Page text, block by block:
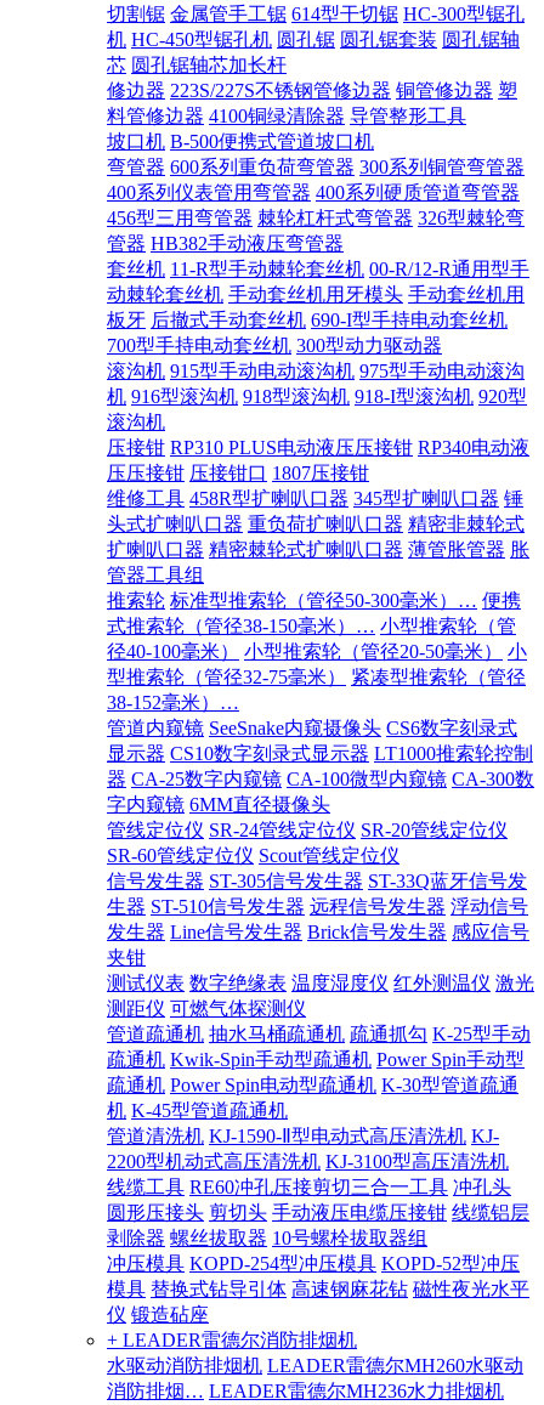
切割锯 金属管手工锯 614型干切锯 HC-300型锯孔
机 HC-450型锯孔机 圆孔锯 圆孔锯套装 圆孔锯轴
芯 圆孔锯轴芯加长杆
修边器 223S/227S不锈钢管修边器 铜管修边器 塑
料管修边器 4100铜绿清除器 导管整形工具
坡口机 B-500便携式管道坡口机
弯管器 600系列重负荷弯管器 300系列铜管弯管器
400系列仪表管用弯管器 400系列硬质管道弯管器
456型三用弯管器 棘轮杠杆式弯管器 326型棘轮弯
管器 HB382手动液压弯管器
套丝机 11-R型手动棘轮套丝机 00-R/12-R通用型手
动棘轮套丝机 手动套丝机用牙模头 手动套丝机用
板牙 后撤式手动套丝机 690-I型手持电动套丝机
700型手持电动套丝机 300型动力驱动器
滚沟机 915型手动电动滚沟机 975型手动电动滚沟
机 916型滚沟机 918型滚沟机 918-I型滚沟机 920型
滚沟机
压接钳 RP310 PLUS电动液压压接钳 RP340电动液
压压接钳 压接钳口 1807压接钳
维修工具 458R型扩喇叭口器 345型扩喇叭口器 锤
头式扩喇叭口器 重负荷扩喇叭口器 精密非棘轮式
扩喇叭口器 精密棘轮式扩喇叭口器 薄管胀管器 胀
管器工具组
推索轮 标准型推索轮（管径50-300毫米）… 便携
式推索轮（管径38-150毫米）… 小型推索轮（管
径40-100毫米）
小型推索轮（管径20-50毫米）
小
型推索轮（管径32-75毫米）
紧凑型推索轮（管径
38-152毫米）…
管道内窥镜 SeeSnake内窥摄像头 CS6数字刻录式
显示器 CS10数字刻录式显示器 LT1000推索轮控制
器 CA-25数字内窥镜 CA-100微型内窥镜 CA-300数
字内窥镜 6MM直径摄像头
管线定位仪 SR-24管线定位仪 SR-20管线定位仪
SR-60管线定位仪 Scout管线定位仪
信号发生器 ST-305信号发生器 ST-33Q蓝牙信号发
生器 ST-510信号发生器 远程信号发生器 浮动信号
发生器 Line信号发生器 Brick信号发生器 感应信号
夹钳
测试仪表 数字绝缘表 温度湿度仪 红外测温仪 激光
测距仪 可燃气体探测仪
管道疏通机 抽水马桶疏通机 疏通抓勾 K-25型手动
疏通机 Kwik-Spin手动型疏通机 Power Spin手动型
疏通机 Power Spin电动型疏通机 K-30型管道疏通
机 K-45型管道疏通机
管道清洗机 KJ-1590-Ⅱ型电动式高压清洗机 KJ-
2200型机动式高压清洗机 KJ-3100型高压清洗机
线缆工具 RE60冲孔压接剪切三合一工具 冲孔头
圆形压接头 剪切头 手动液压电缆压接钳 线缆铝层
剥除器 螺丝拔取器 10号螺栓拔取器组
冲压模具 KOPD-254型冲压模具 KOPD-52型冲压
模具 替换式钻导引体 高速钢麻花钻 磁性夜光水平
仪 锻造砧座
+ LEADER雷德尔消防排烟机
水驱动消防排烟机 LEADER雷德尔MH260水驱动
消防排烟… LEADER雷德尔MH236水力排烟机